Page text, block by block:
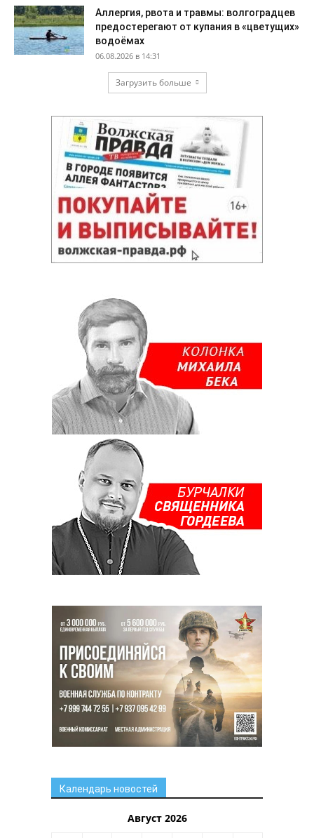
Аллергия, рвота и травмы: волгоградцев
предостерегают от купания в «цветущих»
водоёмах
06.08.2026 в 14:31
Загрузить больше
Календарь новостей
Август 2026